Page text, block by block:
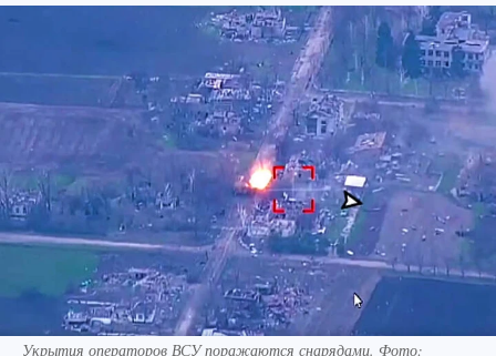
Укрытия операторов ВСУ поражаются снарядами. Фото: